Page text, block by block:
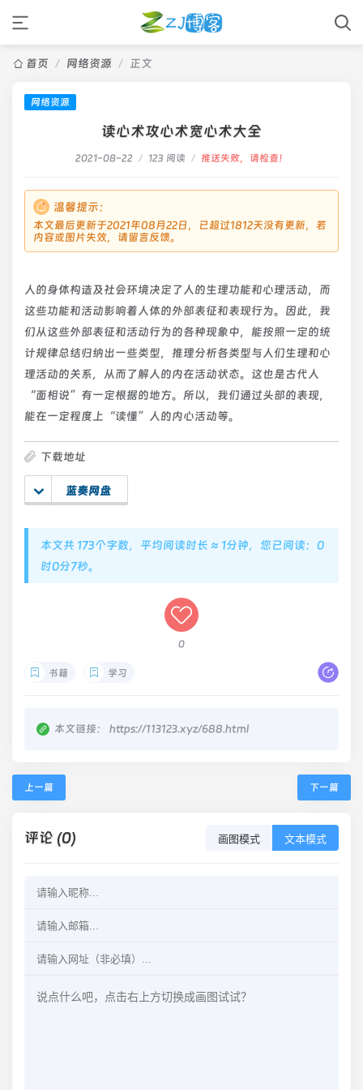
首页 / 网络资源 / 正文
网络资源
读心术攻心术宽心术大全
2021-08-22 / 123 阅读 / 推送失败，请检查！
温馨提示：
本文最后更新于2021年08月22日，已超过1812天没有更新，若
内容或图片失效，请留言反馈。
人的身体构造及社会环境决定了人的生理功能和心理活动，而
这些功能和活动影响着人体的外部表征和表现行为。因此，我
们从这些外部表征和活动行为的各种现象中，能按照一定的统
计规律总结归纳出一些类型，推理分析各类型与人们生理和心
理活动的关系，从而了解人的内在活动状态。这也是古代人
“面相说”有一定根据的地方。所以，我们通过头部的表现，
能在一定程度上“读懂”人的内心活动等。
下载地址
蓝奏网盘
本文共 173个字数，平均阅读时长 ≈ 1分钟，您已阅读：0
时0分8秒。
0
书籍 学习
本文链接： https://113123.xyz/688.html
上一篇 下一篇
评论 (0) 画图模式 文本模式